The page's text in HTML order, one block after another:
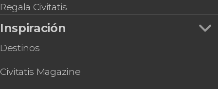
Senderismo por el Parque Nacional Izta-Popo
Zoquiapan
Tour de cantinas y bares por Puebla
Regala Civitatis
Inspiración
Destinos
Civitatis Magazine